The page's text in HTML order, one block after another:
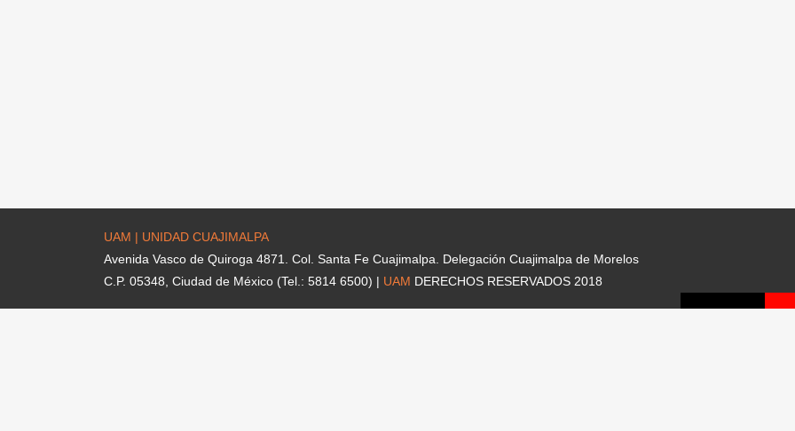
UAM | UNIDAD CUAJIMALPA
Avenida Vasco de Quiroga 4871. Col. Santa Fe Cuajimalpa. Delegación Cuajimalpa de Morelos
C.P. 05348, Ciudad de México (Tel.: 5814 6500) | UAM DERECHOS RESERVADOS 2018